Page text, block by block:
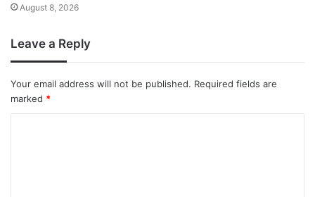
August 8, 2026
Leave a Reply
Your email address will not be published. Required fields are
marked *